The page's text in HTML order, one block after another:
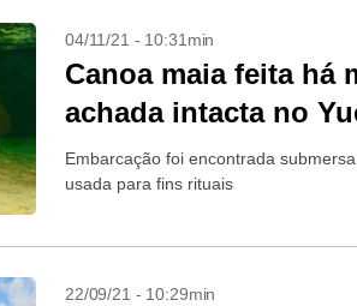
04/11/21 - 10:31min
Canoa maia feita há
achada intacta no
Embarcação foi encontrada
usada para fins rituais
22/09/21 - 10:29min